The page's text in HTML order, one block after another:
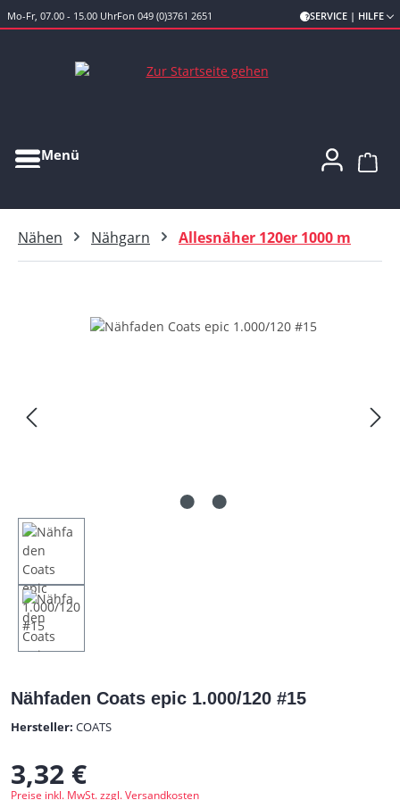
Zum Hauptinhalt springen
Mo-Fr, 07.00 - 15.00 UhrFon 049 (0)3761 2651 SERVICE | HILFE
Menü
Nähen Nähgarn Allesnäher 120er 1000 m
Bildergalerie überspringen
Nähfaden Coats epic 1.000/120 #15
Hersteller: COATS
Regulärer Preis:
3,32 €
Preise inkl. MwSt. zzgl. Versandkosten